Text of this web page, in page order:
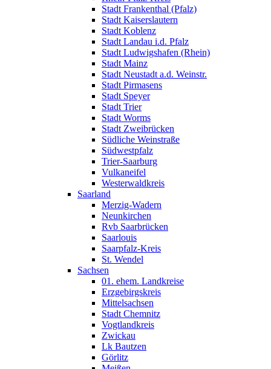
Stadt Frankenthal (Pfalz)
Stadt Kaiserslautern
Stadt Koblenz
Stadt Landau i.d. Pfalz
Stadt Ludwigshafen (Rhein)
Stadt Mainz
Stadt Neustadt a.d. Weinstr.
Stadt Pirmasens
Stadt Speyer
Stadt Trier
Stadt Worms
Stadt Zweibrücken
Südliche Weinstraße
Südwestpfalz
Trier-Saarburg
Vulkaneifel
Westerwaldkreis
Saarland
Merzig-Wadern
Neunkirchen
Rvb Saarbrücken
Saarlouis
Saarpfalz-Kreis
St. Wendel
Sachsen
01. ehem. Landkreise
Erzgebirgskreis
Mittelsachsen
Stadt Chemnitz
Vogtlandkreis
Zwickau
Lk Bautzen
Görlitz